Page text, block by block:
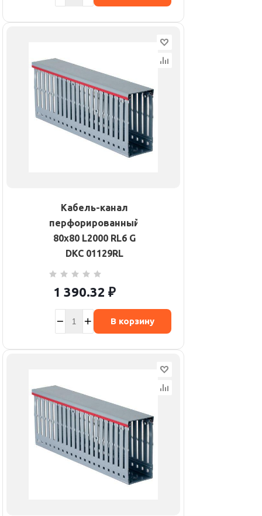
Кабель-канал
перфорированный
80х80 L2000 RL6 G
DKC 01129RL
1 390.32 ₽
В корзину